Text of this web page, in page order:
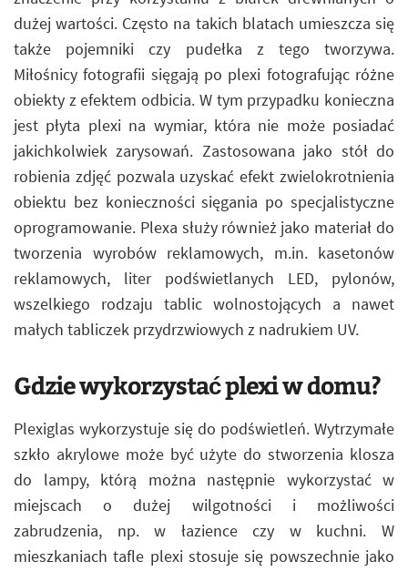
dużej wartości. Często na takich blatach umieszcza się
także pojemniki czy pudełka z tego tworzywa.
Miłośnicy fotografii sięgają po plexi fotografując różne
obiekty z efektem odbicia. W tym przypadku konieczna
jest płyta plexi na wymiar, która nie może posiadać
jakichkolwiek zarysowań. Zastosowana jako stół do
robienia zdjęć pozwala uzyskać efekt zwielokrotnienia
obiektu bez konieczności sięgania po specjalistyczne
oprogramowanie. Plexa służy również jako materiał do
tworzenia wyrobów reklamowych, m.in. kasetonów
reklamowych, liter podświetlanych LED, pylonów,
wszelkiego rodzaju tablic wolnostojących a nawet
małych tabliczek przydrzwiowych z nadrukiem UV.
Gdzie wykorzystać plexi w domu?
Plexiglas wykorzystuje się do podświetleń. Wytrzymałe
szkło akrylowe może być użyte do stworzenia klosza
do lampy, którą można następnie wykorzystać w
miejscach o dużej wilgotności i możliwości
zabrudzenia, np. w łazience czy w kuchni. W
mieszkaniach tafle plexi stosuje się powszechnie jako